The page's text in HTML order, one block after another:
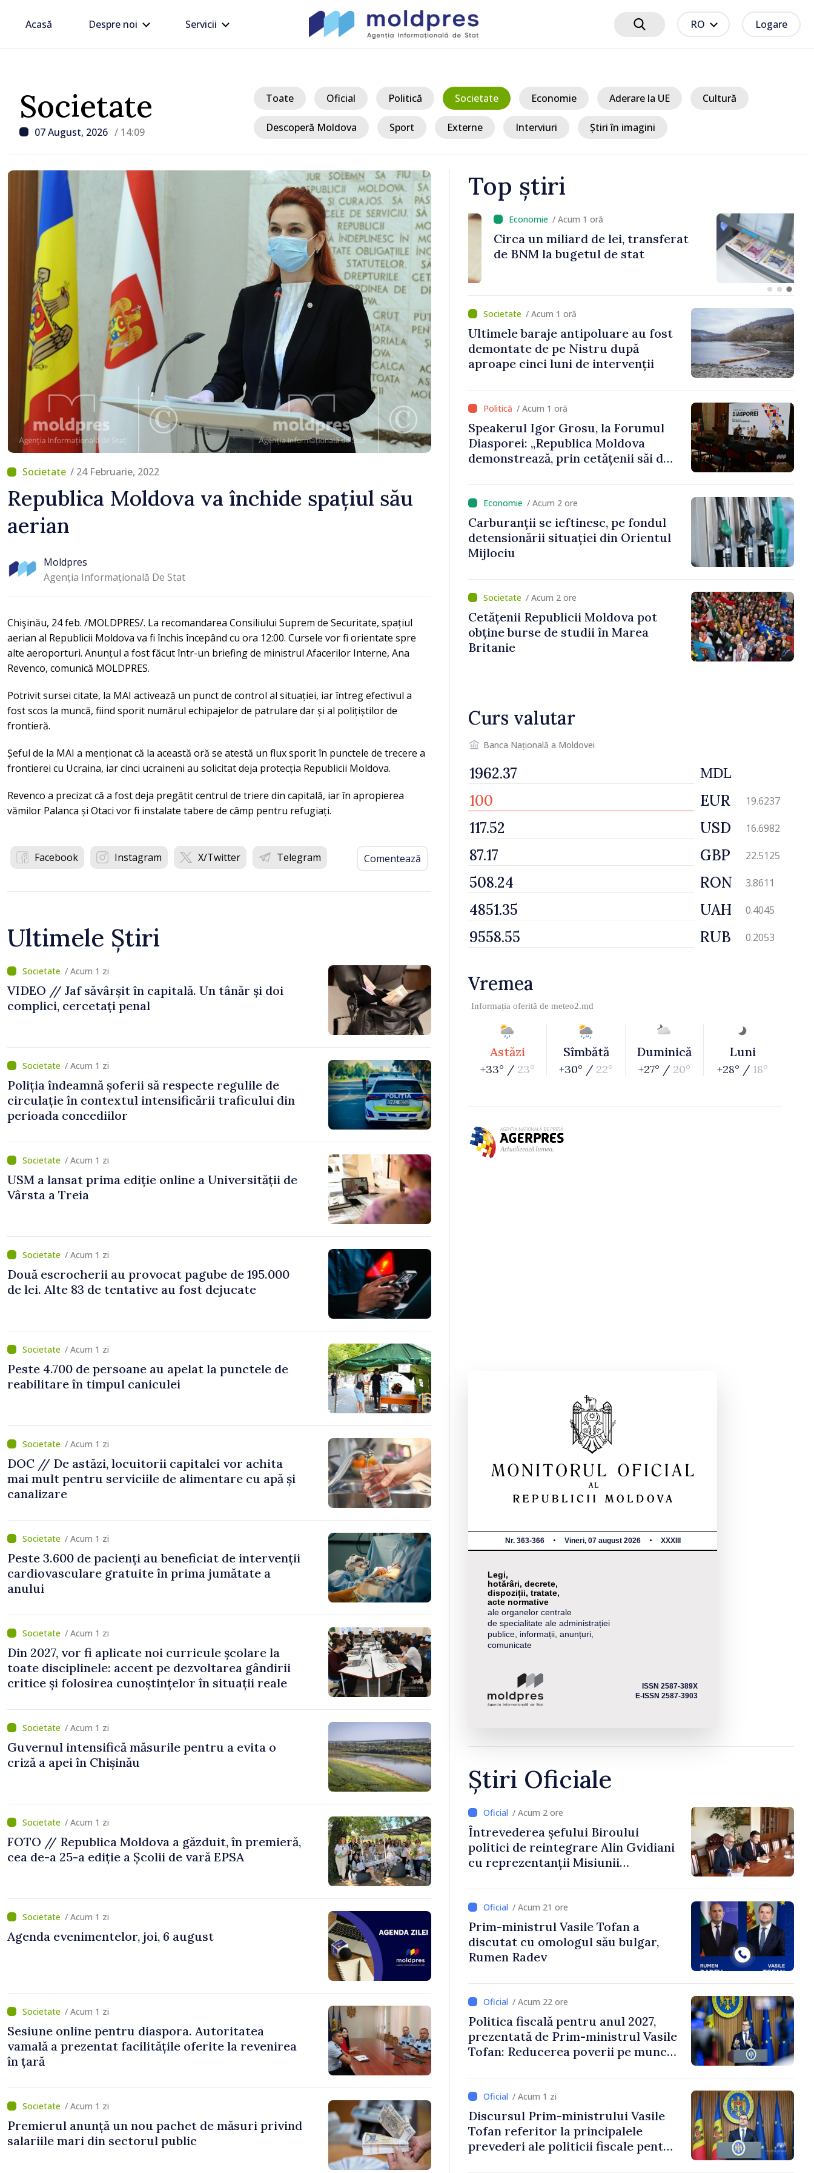
Acasă Despre noi Servicii RO Logare
Societate
07 August, 2026 / 14:09
Toate Oficial Politică Societate Economie Aderare la UE Cultură
Descoperă Moldova Sport Externe Interviuri Știri în imagini
/ 24 Februarie, 2022
Republica Moldova va închide spațiul său
aerian
Moldpres
Agenția Informațională De Stat
Chişinău, 24 feb. /MOLDPRES/. La recomandarea Consiliului Suprem de Securitate, spațiul
aerian al Republicii Moldova va fi închis începând cu ora 12:00. Cursele vor fi orientate spre
alte aeroporturi. Anunțul a fost făcut într-un briefing de ministrul Afacerilor Interne, Ana
Revenco, comunică MOLDPRES.
Potrivit sursei citate, la MAI activează un punct de control al situației, iar întreg efectivul a
fost scos la muncă, fiind sporit numărul echipajelor de patrulare dar și al polițiștilor de
frontieră.
Șeful de la MAI a menționat că la această oră se atestă un flux sporit în punctele de trecere a
frontierei cu Ucraina, iar cinci ucraineni au solicitat deja protecția Republicii Moldova.
Revenco a precizat că a fost deja pregătit centrul de triere din capitală, iar în apropierea
vămilor Palanca și Otaci vor fi instalate tabere de câmp pentru refugiați.
Facebook Instagram X/Twitter Telegram Comentează
Ultimele Știri
/ Acum 1 zi
VIDEO // Jaf săvârșit în capitală. Un tânăr și doi
complici, cercetați penal
/ Acum 1 zi
Poliția îndeamnă șoferii să respecte regulile de
circulație în contextul intensificării traficului din
perioada concediilor
/ Acum 1 zi
USM a lansat prima ediție online a Universității de
Vârsta a Treia
/ Acum 1 zi
Două escrocherii au provocat pagube de 195.000
de lei. Alte 83 de tentative au fost dejucate
/ Acum 1 zi
Peste 4.700 de persoane au apelat la punctele de
reabilitare în timpul caniculei
/ Acum 1 zi
DOC // De astăzi, locuitorii capitalei vor achita
mai mult pentru serviciile de alimentare cu apă și
canalizare
/ Acum 1 zi
Peste 3.600 de pacienți au beneficiat de intervenții
cardiovasculare gratuite în prima jumătate a
anului
/ Acum 1 zi
Din 2027, vor fi aplicate noi curricule școlare la
toate disciplinele: accent pe dezvoltarea gândirii
critice și folosirea cunoștințelor în situații reale
/ Acum 1 zi
Guvernul intensifică măsurile pentru a evita o
criză a apei în Chișinău
/ Acum 1 zi
FOTO // Republica Moldova a găzduit, în premieră,
cea de-a 25-a ediție a Școlii de vară EPSA
/ Acum 1 zi
Agenda evenimentelor, joi, 6 august
/ Acum 1 zi
Sesiune online pentru diaspora. Autoritatea
vamală a prezentat facilitățile oferite la revenirea
în țară
/ Acum 1 zi
Premierul anunță un nou pachet de măsuri privind
salariile mari din sectorul public
Top știri
Noi cazuri de fraude telefonice și
online. O femeie din Chișinău a
transmis escrocilor 990 000 de lei
/ Acum 1 oră
Circa un miliard de lei, transferat
de BNM la bugetul de stat
/ Acum 1 oră
Ultimele baraje antipoluare au fost
demontate de pe Nistru după
aproape cinci luni de intervenții
/ Acum 1 oră
Speakerul Igor Grosu, la Forumul
Diasporei: „Republica Moldova
demonstrează, prin cetățenii săi de
europene”/ Acum 2 ore
Carburanții se ieftinesc, pe fondul
detensionării situației din Orientul
Mijlociu
/ Acum 2 ore
Cetățenii Republicii Moldova pot
obține burse de studii în Marea
Britanie
Curs valutar
Banca Națională a Moldovei
MDL
EUR 19.6237
USD 16.6982
GBP 22.5125
RON 3.8611
UAH 0.4045
RUB 0.2053
Vremea
Informația oferită de meteo2.md
Astăzi
+33° / 23°
Sîmbătă
+30° / 22°
Duminică
+27° / 20°
Luni
+28° / 18°
Nr. 363-366 Vineri, 07 august 2026 XXXIII
Legi,
hotărâri, decrete,
dispoziții, tratate,
acte normative
ale organelor centrale
de specialitate ale administrației
publice, informații, anunțuri,
comunicate
ISSN 2587-389X
E-ISSN 2587-3903
Știri Oficiale
/ Acum 2 ore
Întrevederea șefului Biroului
politici de reintegrare Alin Gvidiani
cu reprezentanții Misiunii
/ Acum 21 ore
Prim-ministrul Vasile Tofan a
discutat cu omologul său bulgar,
Rumen Radev
/ Acum 22 ore
Politica fiscală pentru anul 2027,
prezentată de Prim-ministrul Vasile
Tofan: Reducerea poverii pe muncă,
/ Acum 1 zi
Discursul Prim-ministrului Vasile
Tofan referitor la principalele
prevederi ale politicii fiscale pentru